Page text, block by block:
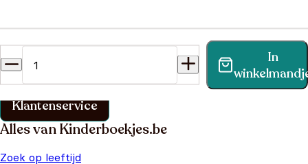
In
Vind binnen no-time antwoord op je vraag op onze
klantenservice pagina.
Klantenservice
Alles van Kinderboekjes.be
Zoek op leeftijd